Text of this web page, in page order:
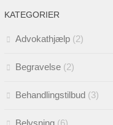
KATEGORIER
Advokathjælp (2)
Begravelse (2)
Behandlingstilbud (3)
Belysning (6)